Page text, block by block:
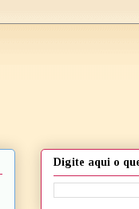
Digite aqui o